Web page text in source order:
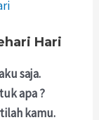
Hari
saja.
apa ?
kamu.